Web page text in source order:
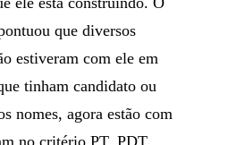
que diversos
estiveram com ele em
tinham candidato ou
nomes, agora estão com
no critério PT, PDT,